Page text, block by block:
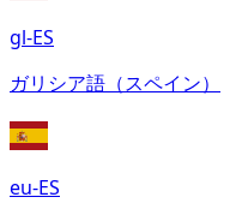
gl-ES
ガリシア語（スペイン）
eu-ES